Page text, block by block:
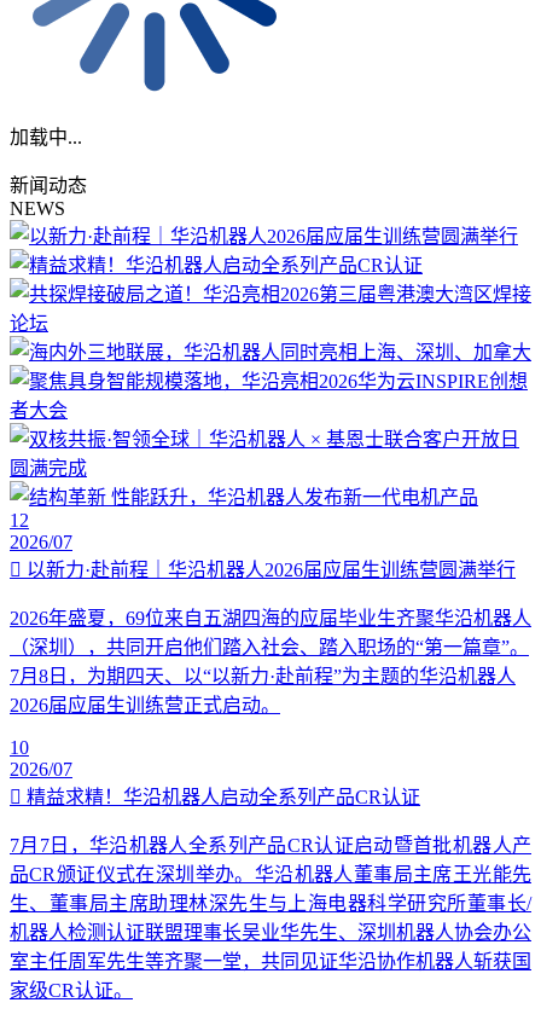
加载中...
新闻动态
NEWS
12
2026/07
以新力·赴前程｜华沿机器人2026届应届生训练营圆满举行
2026年盛夏，69位来自五湖四海的应届毕业生齐聚华沿机器人
（深圳），共同开启他们踏入社会、踏入职场的“第一篇章”。
7月8日，为期四天、以“以新力·赴前程”为主题的华沿机器人
2026届应届生训练营正式启动。
10
2026/07
精益求精！华沿机器人启动全系列产品CR认证
7月7日，华沿机器人全系列产品CR认证启动暨首批机器人产
品CR颁证仪式在深圳举办。华沿机器人董事局主席王光能先
生、董事局主席助理林深先生与上海电器科学研究所董事长/
机器人检测认证联盟理事长吴业华先生、深圳机器人协会办公
室主任周军先生等齐聚一堂，共同见证华沿协作机器人斩获国
家级CR认证。